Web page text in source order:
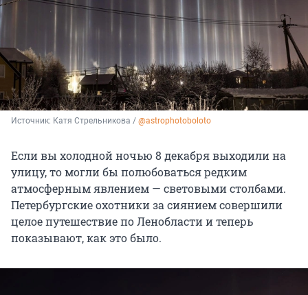
Источник: Катя Стрельникова / @astrophotoboloto
Если вы холодной ночью 8 декабря выходили на
улицу, то могли бы полюбоваться редким
атмосферным явлением — световыми столбами.
Петербургские охотники за сиянием совершили
целое путешествие по Ленобласти и теперь
показывают, как это было.